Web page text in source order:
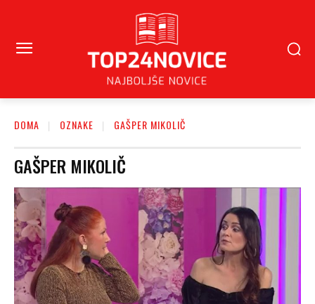
DOMA OZNAKE GAŠPER MIKOLIČ
GAŠPER MIKOLIČ